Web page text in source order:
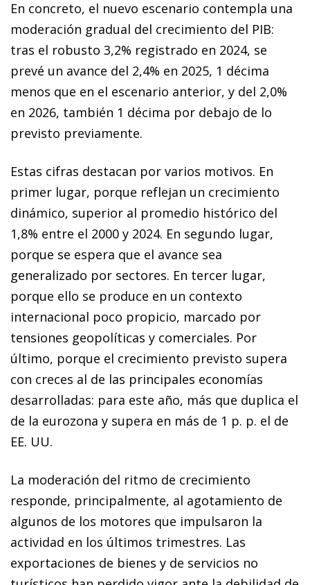
En concreto, el nuevo escenario contempla una
moderación gradual del crecimiento del PIB:
tras el robusto 3,2% registrado en 2024, se
prevé un avance del 2,4% en 2025, 1 décima
menos que en el escenario anterior, y del 2,0%
en 2026, también 1 décima por debajo de lo
previsto previamente.
Estas cifras destacan por varios motivos. En
primer lugar, porque reflejan un crecimiento
dinámico, superior al promedio histórico del
1,8% entre el 2000 y 2024. En segundo lugar,
porque se espera que el avance sea
generalizado por sectores. En tercer lugar,
porque ello se produce en un contexto
internacional poco propicio, marcado por
tensiones geopolíticas y comerciales. Por
último, porque el crecimiento previsto supera
con creces al de las principales economías
desarrolladas: para este año, más que duplica el
de la eurozona y supera en más de 1 p. p. el de
EE. UU.
La moderación del ritmo de crecimiento
responde, principalmente, al agotamiento de
algunos de los motores que impulsaron la
actividad en los últimos trimestres. Las
exportaciones de bienes y de servicios no